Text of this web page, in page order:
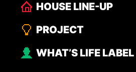
HOUSE LINE-UP
PROJECT
WHAT’S LIFE LABEL